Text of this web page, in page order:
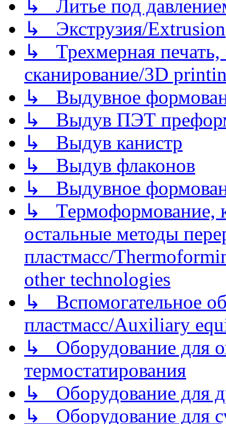
↳ Литье под
↳ Экструзия/Extrusion
↳ Трехмерная
сканирование/3D
↳ Выдувное
↳ Выдув ПЭТ
↳ Выдув канистр
↳ Выдув флаконов
↳ Выдувное
↳ Термоформование,
остальные методы
пластмасс/
other technologies
↳ Вспомогательное
пластмасс/Auxiliary
↳ Оборудование для
термостатирования
↳ Оборудование для
↳ Оборудование для